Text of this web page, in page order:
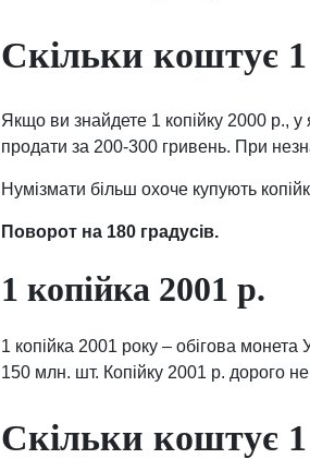
Скільки коштує 1
Якщо ви знайдете 1 копійку 2000 р., у
продати за 200-300 гривень. При
Нумізмати більш охоче купують
Поворот на 180 градусів.
1 копійка 2001 р.
1 копійка 2001 року – обігова
150 млн. шт. Копійку 2001 р. дорого
Скільки коштує 1